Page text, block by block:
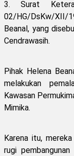
3. Surat
02/HG/DsKw/
Beanal, yang
Cendrawasih.
Pihak Helena
melakukan
Kawasan
Mimika.
Karena itu,
rugi